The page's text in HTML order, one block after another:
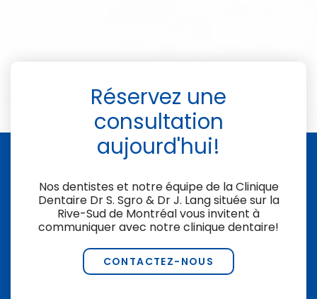
Réservez une
consultation
aujourd'hui!
Nos dentistes et notre équipe de laClinique
Dentaire Dr S. Sgro & Dr J. Langsituée sur la
Rive-Sud de Montréal vous invitent à
communiquer avec notre clinique dentaire!
CONTACTEZ-NOUS